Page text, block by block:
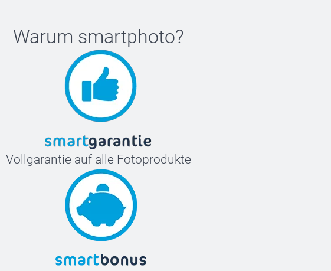
Warum smartphoto?
Vollgarantie auf alle Fotoprodukte